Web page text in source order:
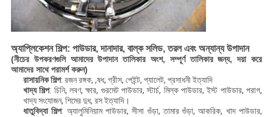
অ্যাপ্লিকেশন শিল্প: পাউডার, দানাদার, বাল্ক সলিড, তরল এবং অন্যান্য উপাদান
(নীচের উপকরণগুলি আমাদের উপাদান তালিকার অংশ, সম্পূর্ণ তালিকার জন্য, দয়া করে
আমাদের সাথে পরামর্শ করুন)
রাসায়নিক শিল্প: রজন রঙ্গক, ,ষধ, গ্রীস, পেইন্ট, প্যালেট, প্রসাধনী ইত্যাদি
খাদ্য শিল্প: চিনি, লবণ, ক্ষার, গুরমেট পাউডার, স্টার্চ, মিল্ক পাউডার, ইস্ট পাউডার, পরাগ,
খাদ্য সংযোজন, শিমের দুধ, রস ইত্যাদি।
ধাতুবিদ্যা শিল্প: অ্যালুমিনিয়াম পাউডার, সীসা গুঁড়া, তামার গুঁড়া, আকরিক, খাদ পাউডার,